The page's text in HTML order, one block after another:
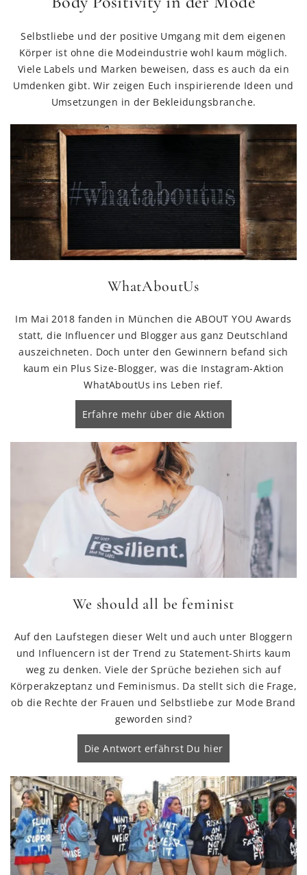
Selbstliebe und der positive Umgang mit dem eigenen
Körper ist ohne die Modeindustrie wohl kaum möglich.
Viele Labels und Marken beweisen, dass es auch da ein
Umdenken gibt. Wir zeigen Euch inspirierende Ideen und
Umsetzungen in der Bekleidungsbranche.
WhatAboutUs
Im Mai 2018 fanden in München die ABOUT YOU Awards
statt, die Influencer und Blogger aus ganz Deutschland
auszeichneten. Doch unter den Gewinnern befand sich
kaum ein Plus Size-Blogger, was die Instagram-Aktion
WhatAboutUs ins Leben rief.
Erfahre mehr über die Aktion
We should all be feminist
Auf den Laufstegen dieser Welt und auch unter Bloggern
und Influencern ist der Trend zu Statement-Shirts kaum
weg zu denken. Viele der Sprüche beziehen sich auf
Körperakzeptanz und Feminismus. Da stellt sich die Frage,
ob die Rechte der Frauen und Selbstliebe zur Mode Brand
geworden sind?
Die Antwort erfährst Du hier